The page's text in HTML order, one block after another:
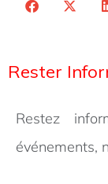
Rester
Restez
événements,